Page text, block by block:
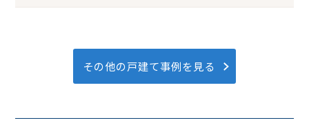
その他の戸建て事例を見る